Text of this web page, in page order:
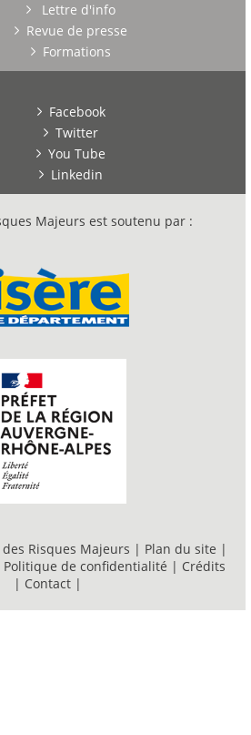
Lettre d'info
Revue de presse
Formations
Facebook
Twitter
You Tube
Linkedin
Majeurs est soutenu par :
Risques Majeurs | Plan du site |
Politique de confidentialité | Crédits
| Contact |